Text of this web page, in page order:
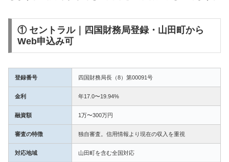
① セントラル｜四国財務局登録・山田町から
Web申込み可
登録番号 四国財務局長（8）第00091号
金利 年17.0〜19.94%
融資額 1万〜300万円
審査の特徴 独自審査。信用情報より現在の収入を重視
対応地域 山田町を含む全国対応